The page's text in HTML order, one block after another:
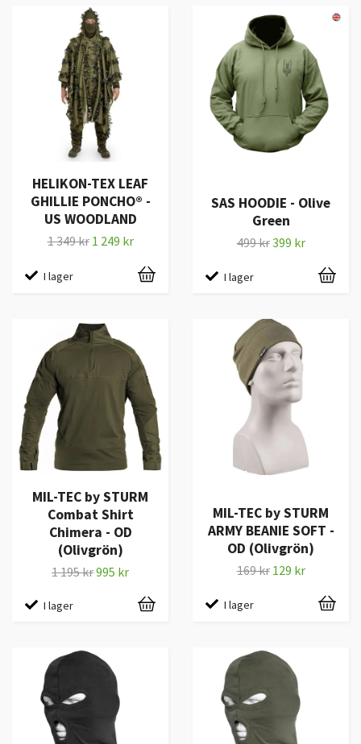
HELIKON-TEX LEAF
GHILLIE PONCHO® -
US WOODLAND
1 349 kr 1 249 kr
I lager
SAS HOODIE - Olive
Green
499 kr399 kr
I lager
MIL-TEC by STURM
Combat Shirt
Chimera - OD
(Olivgrön)
1 195 kr995 kr
I lager
MIL-TEC by STURM
ARMY BEANIE SOFT -
OD (Olivgrön)
169 kr 129 kr
I lager